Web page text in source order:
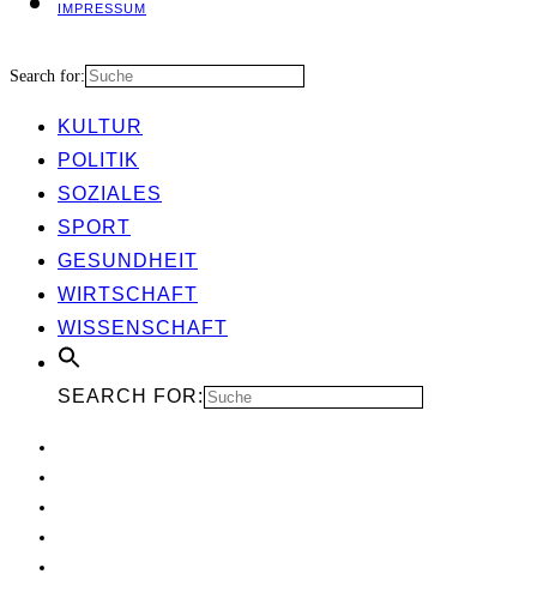
IMPRES­SUM
Search for:
KUL­TUR
POLI­TIK
SOZIA­LES
SPORT
GESUND­HEIT
WIRT­SCHAFT
WIS­SEN­SCHAFT
SEARCH FOR: